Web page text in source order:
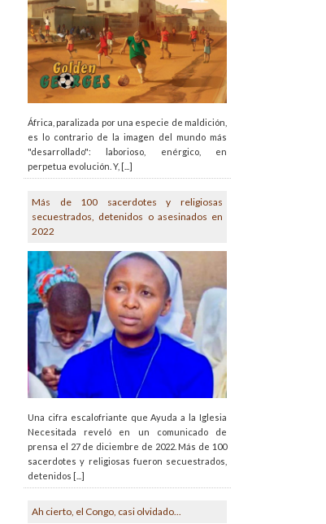
África, paralizada por una especie de maldición,
es lo contrario de la imagen del mundo más
"desarrollado": laborioso, enérgico, en
perpetua evolución. Y, [...]
Más de 100 sacerdotes y religiosas
secuestrados, detenidos o asesinados en
2022
Una cifra escalofriante que Ayuda a la Iglesia
Necesitada reveló en un comunicado de
prensa el 27 de diciembre de 2022. Más de 100
sacerdotes y religiosas fueron secuestrados,
detenidos [...]
Ah cierto, el Congo, casi olvidado...